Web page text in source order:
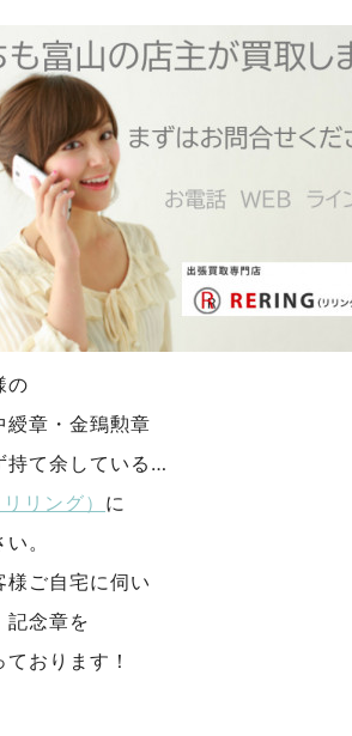
の
綬章・金鵄勲章
持て余している…
リング） に
。
様ご自宅に伺い
記念章を
おります！